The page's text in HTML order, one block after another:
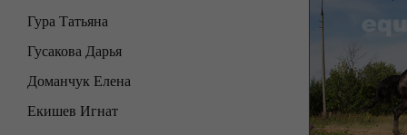
Гура Татьяна
Гусакова Дарья
Доманчук Елена
Екишев Игнат